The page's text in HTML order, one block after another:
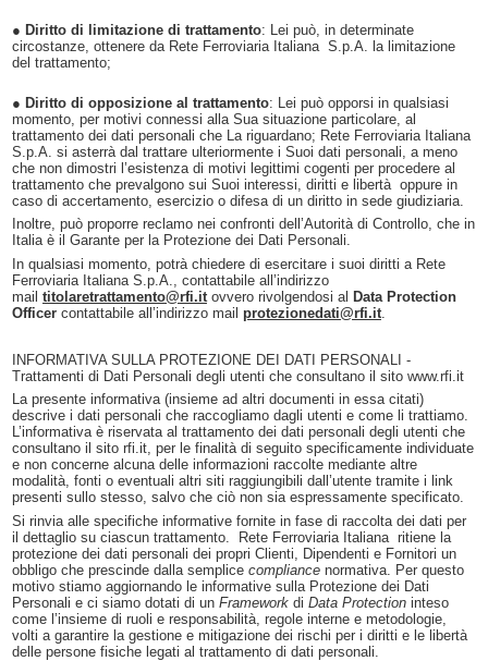
● Diritto di limitazione di trattamento: Lei può, in determinate
circostanze, ottenere da Rete Ferroviaria Italiana S.p.A. la limitazione
del trattamento;
● Diritto di opposizione al trattamento: Lei può opporsi in qualsiasi
momento, per motivi connessi alla Sua situazione particolare, al
trattamento dei dati personali che La riguardano; Rete Ferroviaria Italiana
S.p.A. si asterrà dal trattare ulteriormente i Suoi dati personali, a meno
che non dimostri l’esistenza di motivi legittimi cogenti per procedere al
trattamento che prevalgono sui Suoi interessi, diritti e libertà oppure in
caso di accertamento, esercizio o difesa di un diritto in sede giudiziaria.
Inoltre, può proporre reclamo nei confronti dell’Autorità di Controllo, che in
Italia è il Garante per la Protezione dei Dati Personali.
In qualsiasi momento, potrà chiedere di esercitare i suoi diritti a Rete
Ferroviaria Italiana S.p.A., contattabile all’indirizzo
mail titolaretrattamento@rfi.itovvero rivolgendosi al Data Protection
Officercontattabile all’indirizzo mail protezionedati@rfi.it.
INFORMATIVA SULLA PROTEZIONE DEI DATI PERSONALI -
Trattamenti di Dati Personali degli utenti che consultano il sito www.rfi.it
La presente informativa (insieme ad altri documenti in essa citati)
descrive i dati personali che raccogliamo dagli utenti e come li trattiamo.
L’informativa è riservata al trattamento dei dati personali degli utenti che
consultano il sito rfi.it, per le finalità di seguito specificamente individuate
e non concerne alcuna delle informazioni raccolte mediante altre
modalità, fonti o eventuali altri siti raggiungibili dall’utente tramite i link
presenti sullo stesso, salvo che ciò non sia espressamente specificato.
Si rinvia alle specifiche informative fornite in fase di raccolta dei dati per
il dettaglio su ciascun trattamento. Rete Ferroviaria Italiana ritiene la
protezione dei dati personali dei propri Clienti, Dipendenti e Fornitori un
obbligo che prescinde dalla semplice compliancenormativa. Per questo
motivo stiamo aggiornando le informative sulla Protezione dei Dati
Personali e ci siamo dotati di un Frameworkdi Data Protectioninteso
come l’insieme di ruoli e responsabilità, regole interne e metodologie,
volti a garantire la gestione e mitigazione dei rischi per i diritti e le libertà
delle persone fisiche legati al trattamento di dati personali.